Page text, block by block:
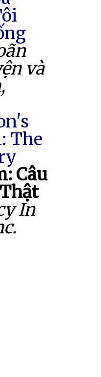
và
The
Câu
In